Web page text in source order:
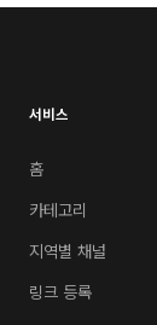
서비스
홈
카테고리
지역별 채널
링크 등록